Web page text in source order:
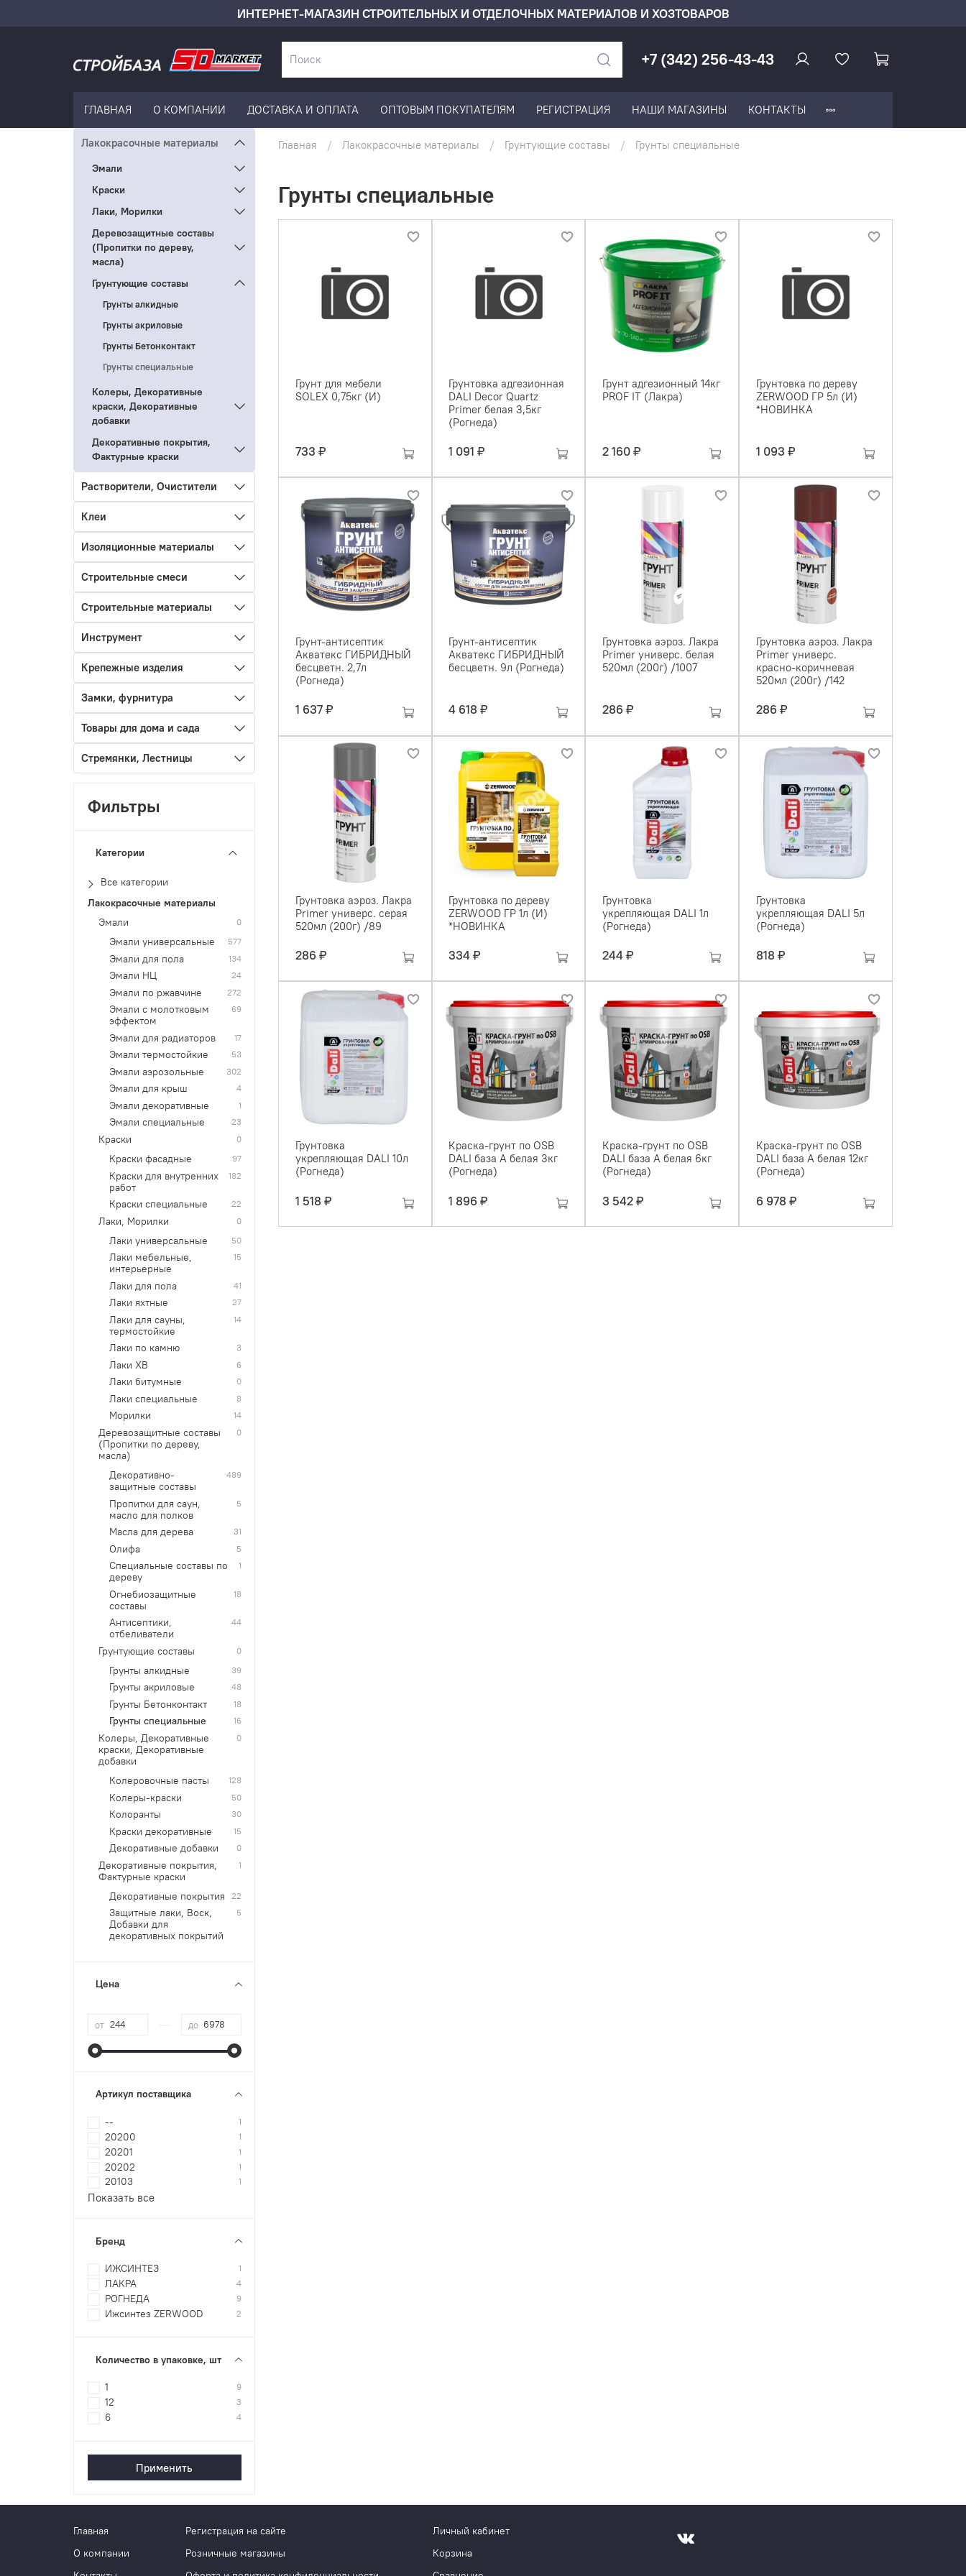
ИНТЕРНЕТ-МАГАЗИН СТРОИТЕЛЬНЫХ И ОТДЕЛОЧНЫХ МАТЕРИАЛОВ И ХОЗТОВАРОВ
+7 (342) 256-43-43
ГЛАВНАЯ О КОМПАНИИ ДОСТАВКА И ОПЛАТА ОПТОВЫМ ПОКУПАТЕЛЯМ РЕГИСТРАЦИЯ НАШИ МАГАЗИНЫ КОНТАКТЫ
Главная Лакокрасочные материалы Грунтующие составы Грунты специальные
Грунты специальные
Грунт для мебели
SOLEX 0,75кг (И)
733 ₽
Грунтовка адгезионная
DALI Decor Quartz
Primer белая 3,5кг
(Рогнеда)
1 091 ₽
Грунт адгезионный 14кг
PROF IT (Лакра)
2 160 ₽
Грунтовка по дереву
ZERWOOD ГР 5л (И)
*НОВИНКА
1 093 ₽
Грунт-антисептик
Акватекс ГИБРИДНЫЙ
бесцветн. 2,7л
(Рогнеда)
1 637 ₽
Грунт-антисептик
Акватекс ГИБРИДНЫЙ
бесцветн. 9л (Рогнеда)
4 618 ₽
Грунтовка аэроз. Лакра
Primer универс. белая
520мл (200г) /1007
286 ₽
Грунтовка аэроз. Лакра
Primer универс.
красно-коричневая
520мл (200г) /142
286 ₽
Грунтовка аэроз. Лакра
Primer универс. серая
520мл (200г) /89
286 ₽
Грунтовка по дереву
ZERWOOD ГР 1л (И)
*НОВИНКА
334 ₽
Грунтовка
укрепляющая DALI 1л
(Рогнеда)
244 ₽
Грунтовка
укрепляющая DALI 5л
(Рогнеда)
818 ₽
Грунтовка
укрепляющая DALI 10л
(Рогнеда)
1 518 ₽
Краска-грунт по OSB
DALI база А белая 3кг
(Рогнеда)
1 896 ₽
Краска-грунт по OSB
DALI база А белая 6кг
(Рогнеда)
3 542 ₽
Краска-грунт по OSB
DALI база А белая 12кг
(Рогнеда)
6 978 ₽
Лакокрасочные материалы
Эмали
Краски
Лаки, Морилки
Деревозащитные составы
(Пропитки по дереву,
масла)
Грунтующие составы
Грунты алкидные
Грунты акриловые
Грунты Бетонконтакт
Грунты специальные
Колеры, Декоративные
краски, Декоративные
добавки
Декоративные покрытия,
Фактурные краски
Растворители, Очистители
Клеи
Изоляционные материалы
Строительные смеси
Строительные материалы
Инструмент
Крепежные изделия
Замки, фурнитура
Товары для дома и сада
Стремянки, Лестницы
Фильтры
Категории
Все категории
Лакокрасочные материалы
Эмали
0
Эмали универсальные 577
Эмали для пола 134
Эмали НЦ 24
Эмали по ржавчине 272
Эмали с молотковым
эффектом
69
Эмали для радиаторов 17
Эмали термостойкие 53
Эмали аэрозольные 302
Эмали для крыш 4
Эмали декоративные 1
Эмали специальные 23
Краски 0
Краски фасадные 97
Краски для внутренних
работ
182
Краски специальные 22
Лаки, Морилки 0
Лаки универсальные 50
Лаки мебельные,
интерьерные
15
Лаки для пола 41
Лаки яхтные 27
Лаки для сауны,
термостойкие
14
Лаки по камню 3
Лаки ХВ 6
Лаки битумные 0
Лаки специальные 8
Морилки 14
Деревозащитные составы
(Пропитки по дереву,
масла)
0
Декоративно-
защитные составы
489
Пропитки для саун,
масло для полков
5
Масла для дерева 31
Олифа 5
Специальные составы по
дереву
1
Огнебиозащитные
составы
18
Антисептики,
отбеливатели
44
Грунтующие составы 0
Грунты алкидные 39
Грунты акриловые 48
Грунты Бетонконтакт 18
Грунты специальные 16
Колеры, Декоративные
краски, Декоративные
добавки
0
Колеровочные пасты 128
Колеры-краски 50
Колоранты 30
Краски декоративные 15
Декоративные добавки 0
Декоративные покрытия,
Фактурные краски
1
Декоративные покрытия 22
Защитные лаки, Воск,
Добавки для
декоративных покрытий
5
Цена
от до
Артикул поставщика
-- 1
20200 1
20201 1
20202 1
20103 1
Показать все
Бренд
ИЖСИНТЕЗ 1
ЛАКРА 4
РОГНЕДА 9
Ижсинтез ZERWOOD 2
Количество в упаковке, шт
1 9
12 3
6 4
Применить
Главная
О компании
Регистрация на сайте
Розничные магазины
Личный кабинет
Корзина